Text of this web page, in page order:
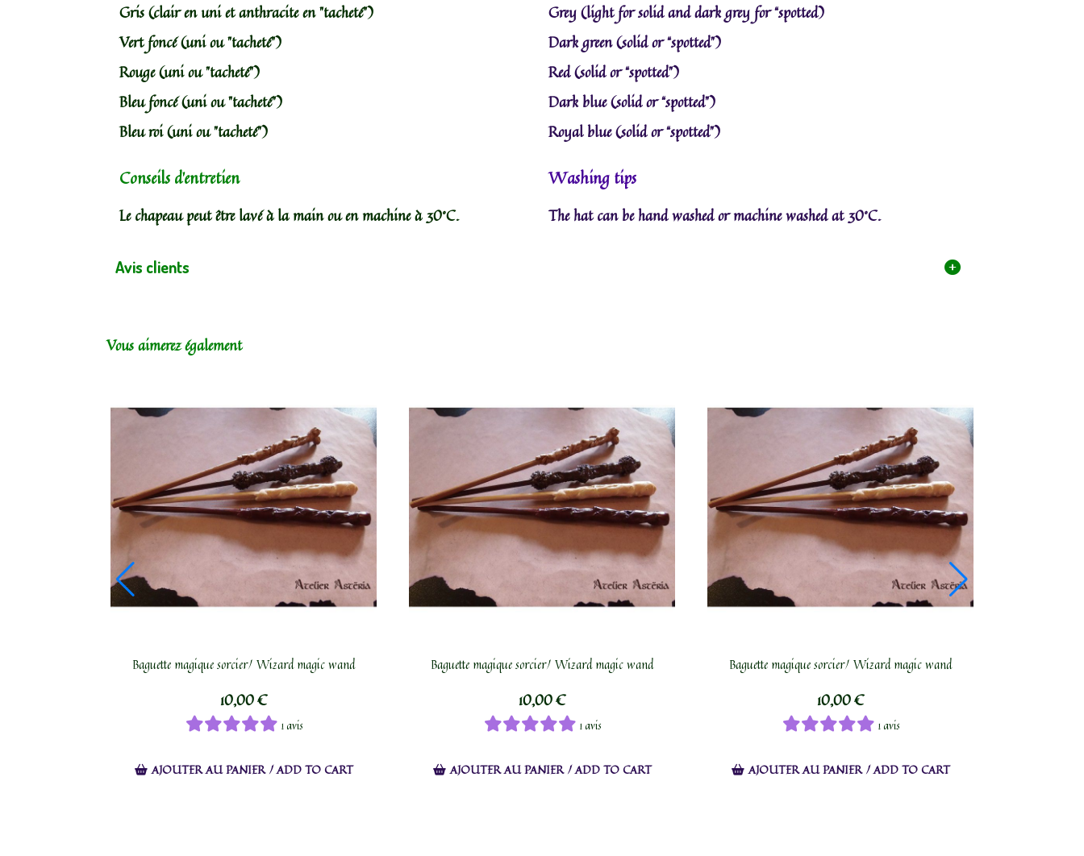
Gris (clair en uni et anthracite en "tacheté")
Vert foncé (uni ou "tacheté")
Rouge (uni ou "tacheté")
Bleu foncé (uni ou "tacheté")
Bleu roi (uni ou "tacheté")
Grey (light for solid and dark grey for “spotted)
Dark green (solid or “spotted”)
Red (solid or “spotted”)
Dark blue (solid or “spotted”)
Royal blue (solid or “spotted”)
Conseils d’entretien Washing tips
Le chapeau peut être lavé à la main ou en machine à 30°C. The hat can be hand washed or machine washed at 30°C.
Avis clients
Vous aimerez également
Baguette magique sorcier/ Wizard magic wand
10,00€
1 avis
AJOUTER AU PANIER / ADD TO CART
Baguette magique sorcier/ Wizard magic wand
10,00€
1 avis
AJOUTER AU PANIER / ADD TO CART
Baguette magique sorcier/ Wizard magic wand
10,00€
1 avis
AJOUTER AU PANIER / ADD TO CART